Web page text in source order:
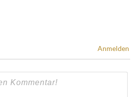
Anmelden